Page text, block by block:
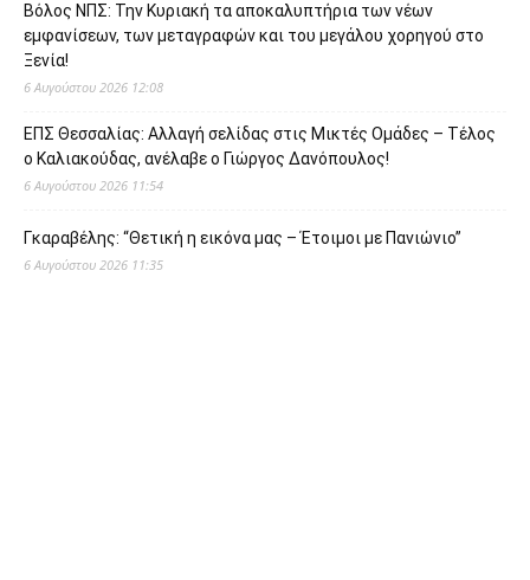
Βόλος ΝΠΣ: Την Κυριακή τα αποκαλυπτήρια των νέων
εμφανίσεων, των μεταγραφών και του μεγάλου χορηγού στο
Ξενία!
6 Αυγούστου 2026 12:08
ΕΠΣ Θεσσαλίας: Αλλαγή σελίδας στις Μικτές Ομάδες – Τέλος
ο Καλιακούδας, ανέλαβε ο Γιώργος Δανόπουλος!
6 Αυγούστου 2026 11:54
Γκαραβέλης: “Θετική η εικόνα μας – Έτοιμοι με Πανιώνιο”
6 Αυγούστου 2026 11:35